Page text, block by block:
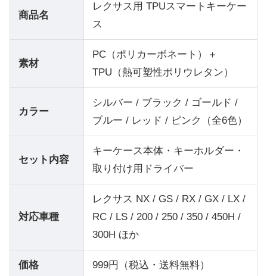
商品名
レクサス用 TPUスマートキーケー
ス
素材
PC（ポリカーボネート）＋
TPU（熱可塑性ポリウレタン）
カラー
シルバー / ブラック / ゴールド /
ブルー / レッド / ピンク（全6色）
セット内容
キーケース本体・キーホルダー・
取り付け用ドライバー
対応車種
レクサス NX / GS / RX / GX / LX /
RC / LS / 200 / 250 / 350 / 450H /
300H ほか
価格 999円（税込・送料無料）